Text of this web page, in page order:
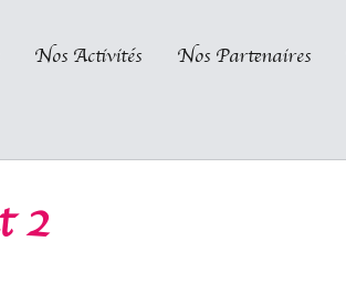
Nos Activités Nos Partenaires
2